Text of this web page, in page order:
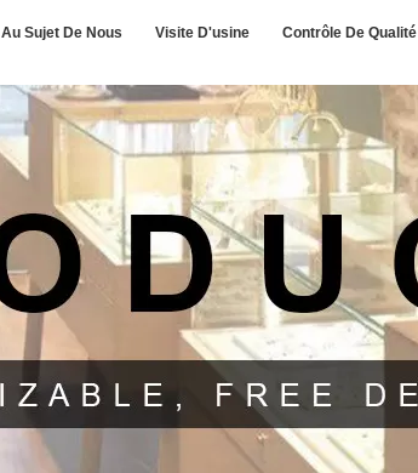
Au Sujet De Nous Visite D'usine Contrôle De Qualité